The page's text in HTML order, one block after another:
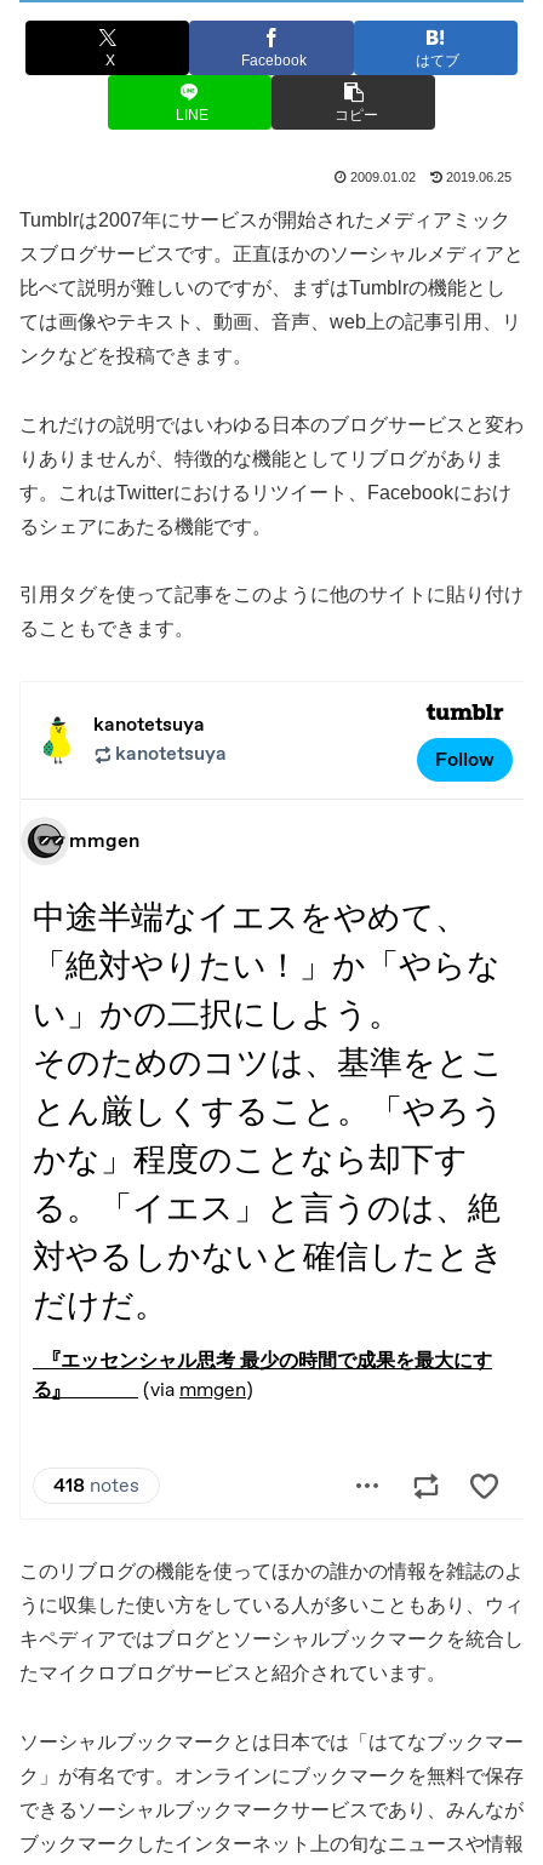
X Facebook はてブ
LINE コピー
2009.01.02 2019.06.25
Tumblrは2007年にサービスが開始されたメディアミック
スブログサービスです。正直ほかのソーシャルメディアと
比べて説明が難しいのですが、まずはTumblrの機能とし
ては画像やテキスト、動画、音声、web上の記事引用、リ
ンクなどを投稿できます。
これだけの説明ではいわゆる日本のブログサービスと変わ
りありませんが、特徴的な機能としてリブログがありま
す。これはTwitterにおけるリツイート、Facebookにおけ
るシェアにあたる機能です。
引用タグを使って記事をこのように他のサイトに貼り付け
ることもできます。
このリブログの機能を使ってほかの誰かの情報を雑誌のよ
うに収集した使い方をしている人が多いこともあり、ウィ
キペディアではブログとソーシャルブックマークを統合し
たマイクロブログサービスと紹介されています。
ソーシャルブックマークとは日本では「はてなブックマー
ク」が有名です。オンラインにブックマークを無料で保存
できるソーシャルブックマークサービスであり、みんなが
ブックマークしたインターネット上の旬なニュースや情報